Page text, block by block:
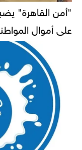
"أمن القاهرة"
على أموال